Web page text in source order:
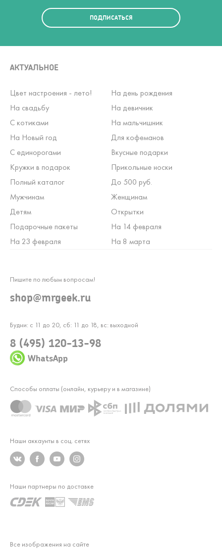
ПОДПИСАТЬСЯ
АКТУАЛЬНОЕ
Цвет настроения - лето!
На день рождения
На свадьбу
На девичник
С котиками
На мальчишник
На Новый год
Для кофеманов
С единорогами
Вкусные подарки
Кружки в подарок
Прикольные носки
Полный каталог
До 500 руб.
Мужчинам
Женщинам
Детям
Открытки
Подарочные пакеты
На 14 февраля
На 23 февраля
На 8 марта
Будни: с 11 до 20, сб: 11 до 18, вс: выходной
8 (495) 120-13-98
WhatsApp
Пишите по любым вопросам!
shop@mrgeek.ru
Наши аккаунты в соц. сетях
Все изображения на сайте
Способы оплаты (онлайн, курьеру и в магазине)
Наши партнеры по доставке